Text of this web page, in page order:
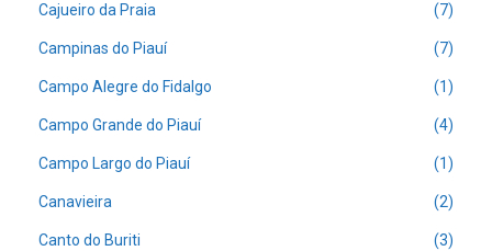
Cajueiro da Praia (7)
Campinas do Piauí (7)
Campo Alegre do Fidalgo (1)
Campo Grande do Piauí (4)
Campo Largo do Piauí (1)
Canavieira (2)
Canto do Buriti (3)